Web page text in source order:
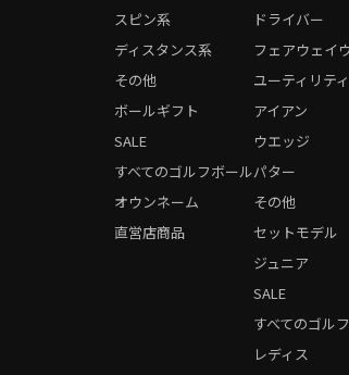
オウンネーム
直営店商品
スピン系
ディスタンス系
その他
ボールギフト
SALE
すべてのゴルフボール
レディス
ドライバー
フェアウェイ
ユーティリティ
アイアン
ウエッジ
パター
その他
セットモデル
ジュニア
SALE
すべてのゴル